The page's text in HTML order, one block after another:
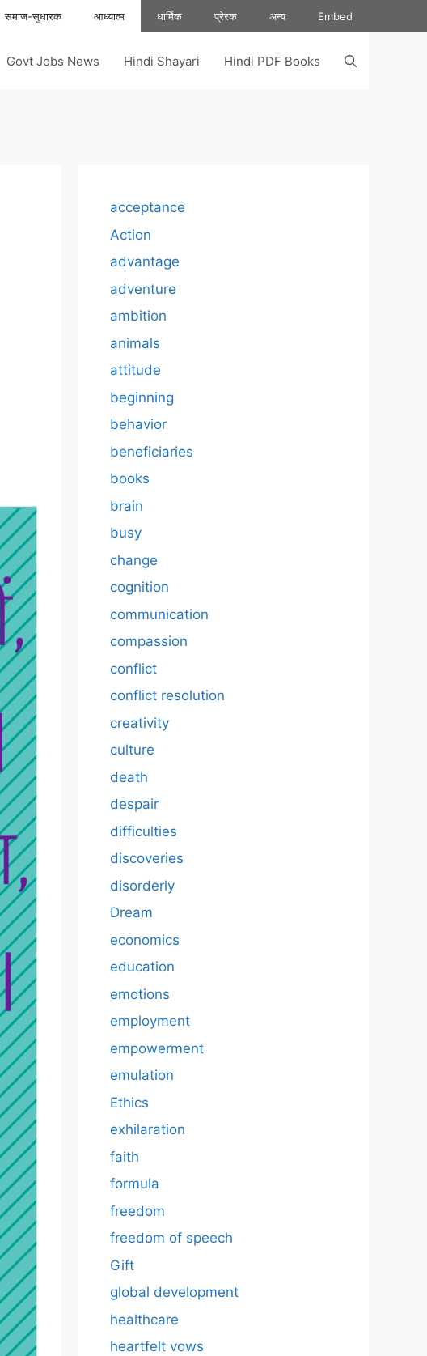
समाज-सुधारक आध्यात्म धार्मिक प्रेरक अन्य Embed
Govt Jobs News Hindi Shayari Hindi PDF Books
acceptance
Action
advantage
adventure
ambition
animals
attitude
beginning
behavior
beneficiaries
books
brain
busy
change
cognition
communication
compassion
conflict
conflict resolution
creativity
culture
death
despair
difficulties
discoveries
disorderly
Dream
economics
education
emotions
employment
empowerment
emulation
Ethics
exhilaration
faith
formula
freedom
freedom of speech
Gift
global development
healthcare
heartfelt vows